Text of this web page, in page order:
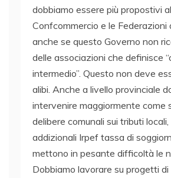
dobbiamo essere più propostivi
Confcommercio e le Federazioni
anche se questo Governo non
delle associazioni che definisce
intermedio”. Questo non deve
alibi. Anche a livello provinciale
intervenire maggiormente come
delibere comunali sui tributi locali,
addizionali Irpef tassa di
mettono in pesante difficoltà le
Dobbiamo lavorare su progetti